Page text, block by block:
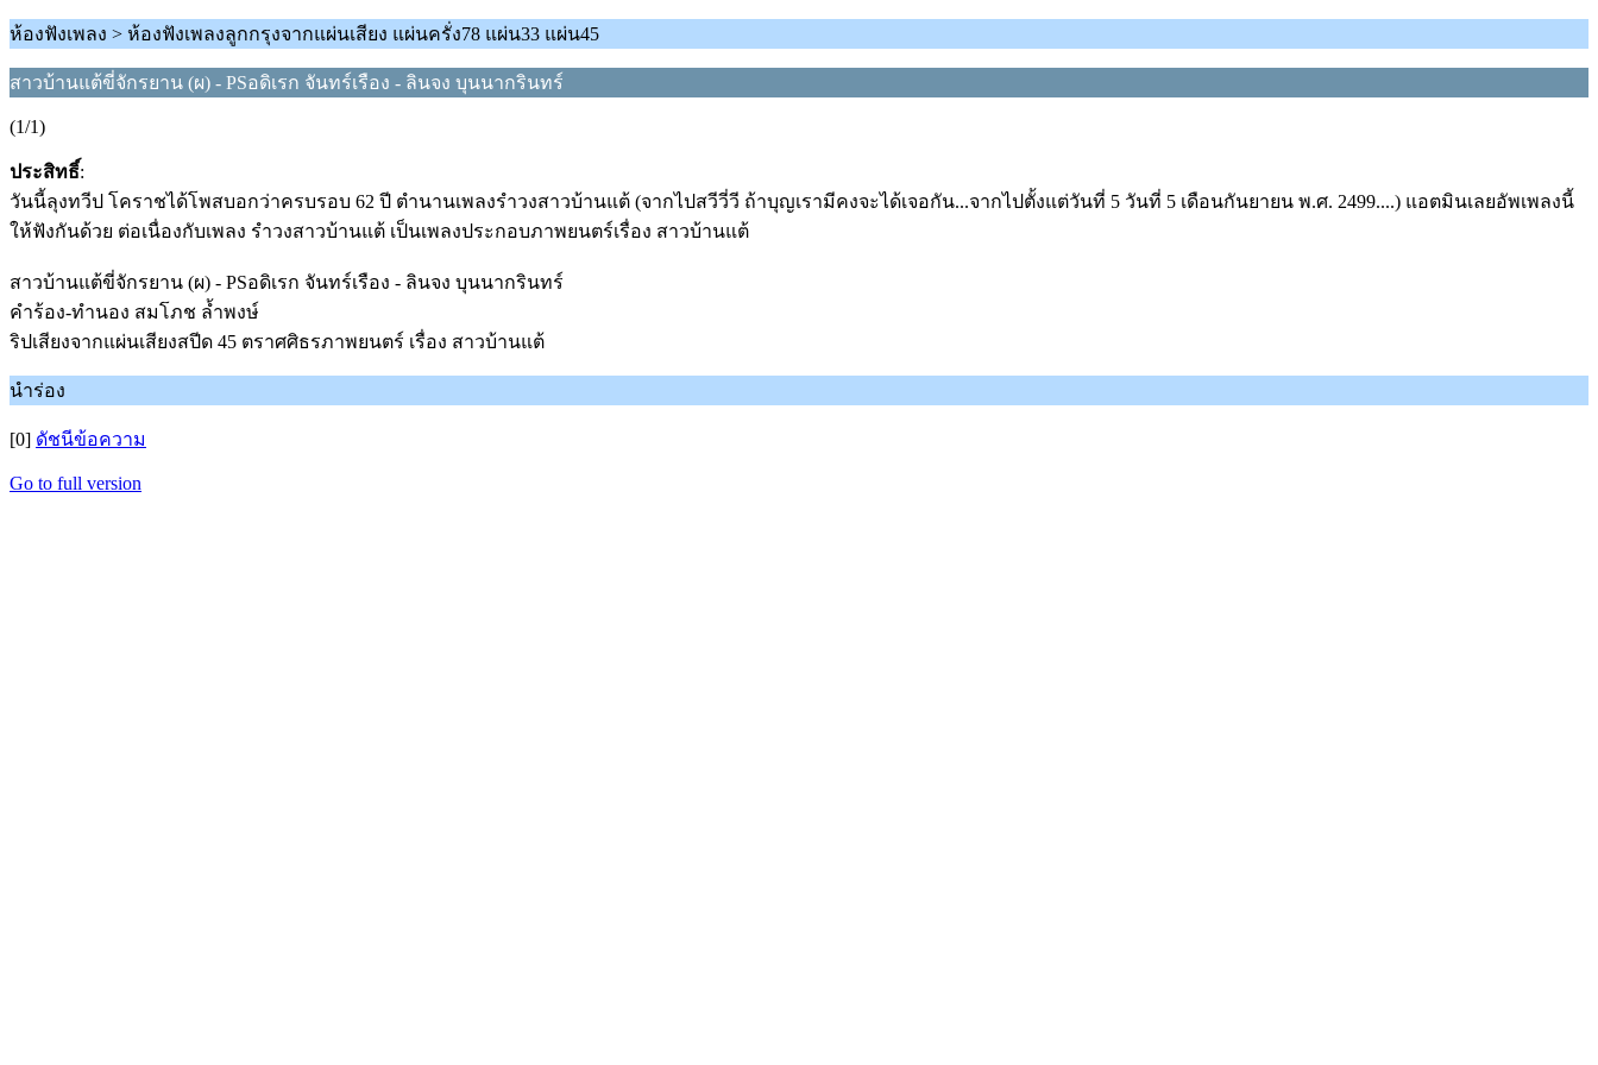
ห้องฟังเพลง > ห้องฟังเพลงลูกกรุงจากแผ่นเสียง แผ่นครั่ง78 แผ่น33 แผ่น45
สาวบ้านแต้ขี่จักรยาน (ผ) - PSอดิเรก จันทร์เรือง - ลินจง บุนนากรินทร์
(1/1)
ประสิทธิ์:
วันนี้ลุงทวีป โคราชได้โพสบอกว่าครบรอบ 62 ปี ตำนานเพลงรำวงสาวบ้านแต้ (จากไปสวีวี่วี ถ้าบุญเรามีคงจะได้เจอกัน...จากไปตั้งแต่วันที่ 5 วันที่ 5 เดือนกันยายน พ.ศ. 2499....) แอตมินเลยอัพเพลงนี้
ให้ฟังกันด้วย ต่อเนื่องกับเพลง รำวงสาวบ้านแต้ เป็นเพลงประกอบภาพยนตร์เรื่อง สาวบ้านแต้
สาวบ้านแต้ขี่จักรยาน (ผ) - PSอดิเรก จันทร์เรือง - ลินจง บุนนากรินทร์
คำร้อง-ทำนอง สมโภช ล้ำพงษ์
ริปเสียงจากแผ่นเสียงสปีด 45 ตราศศิธรภาพยนตร์ เรื่อง สาวบ้านแต้
นำร่อง
[0] ดัชนีข้อความ
Go to full version